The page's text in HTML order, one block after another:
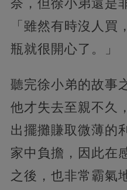
奈，但徐小弟還是
「雖然有時沒人買
瓶就很開心了。」
聽完徐小弟的故事
他才失去至親不久
出擺攤賺取微薄的
家中負擔，因此在
之後，也非常霸氣